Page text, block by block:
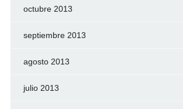
octubre 2013
septiembre 2013
agosto 2013
julio 2013